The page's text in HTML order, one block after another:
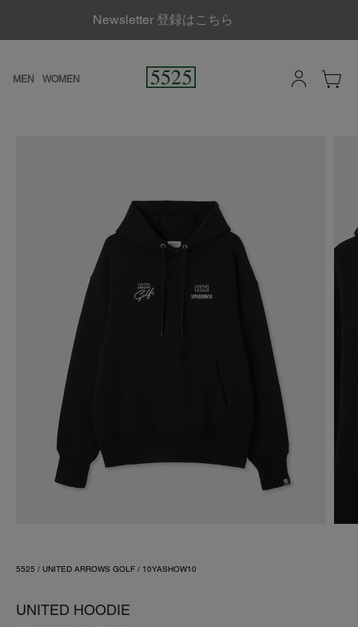
Newsletter 登録はこちら
MEN WOMEN
5525 / UNITED ARROWS GOLF / 10YASHOW10
UNITED HOODIE